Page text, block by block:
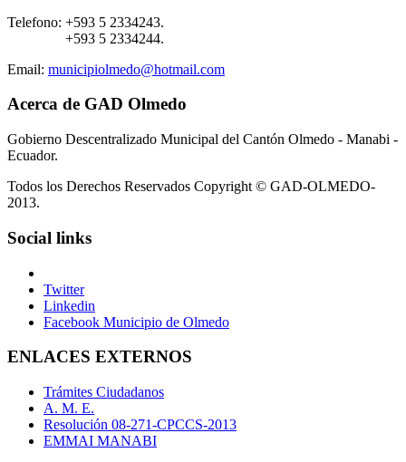
Telefono: +593 5 2334243.
+593 5 2334244.
Email: municipiolmedo@hotmail.com
Acerca de GAD Olmedo
Gobierno Descentralizado Municipal del Cantón Olmedo - Manabi -
Ecuador.
Todos los Derechos Reservados Copyright © GAD-OLMEDO-
2013.
Social links
Twitter
Linkedin
Facebook Municipio de Olmedo
ENLACES EXTERNOS
Trámites Ciudadanos
A. M. E.
Resolución 08-271-CPCCS-2013
EMMAI MANABI